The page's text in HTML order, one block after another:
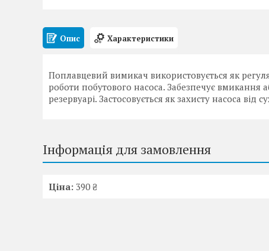
Опис Характеристики
Поплавцевий вимикач використовується як
роботи побутового насоса. Забезпечує вмикання
резервуарі. Застосовується як захисту насоса
Інформація для замовлення
Ціна: 390 ₴